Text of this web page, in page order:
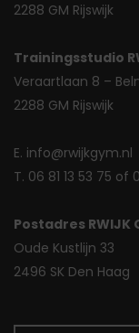
2288 GM Rijswijk
Trainingsstudio
Veraartlaan 8 –
2288 GM Rijswijk
E. info@rwijkgym.nl
T. 06 81 13 53 75
Postadres RWIJK
Oude Kustlijn 33
2496 SK Den Haag